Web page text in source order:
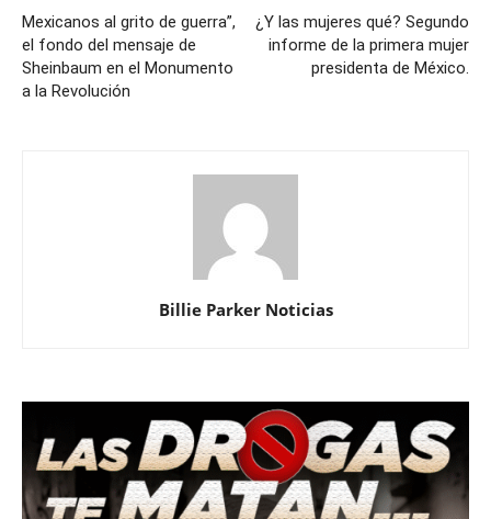
Mexicanos al grito de guerra”,
el fondo del mensaje de
Sheinbaum en el Monumento
a la Revolución
¿Y las mujeres qué? Segundo
informe de la primera mujer
presidenta de México.
Billie Parker Noticias